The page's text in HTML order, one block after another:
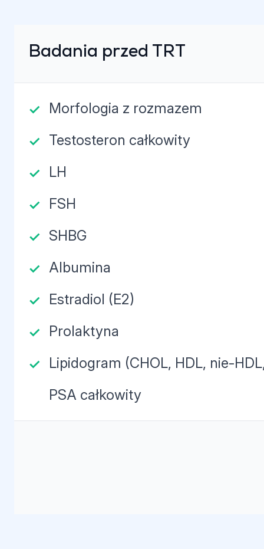
Badania przed TRT
Morfologia z rozmazem
Testosteron całkowity
LH
FSH
SHBG
Albumina
Estradiol (E2)
Prolaktyna
Lipidogram (CHOL, HDL, nie-
PSA całkowity